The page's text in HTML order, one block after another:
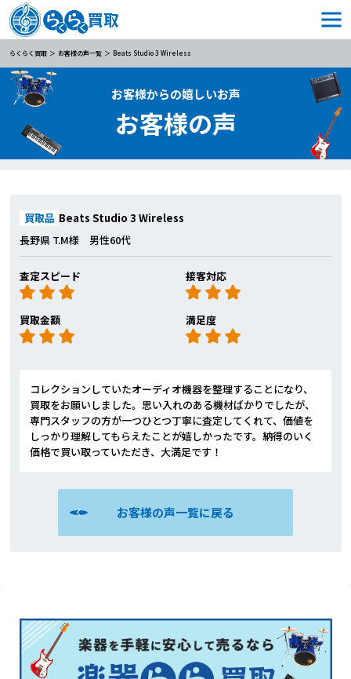
らくらく買取 お客様の声一覧 Beats Studio 3 Wireless
お客様からの嬉しいお声
お客様の声
買取品 Beats Studio 3 Wireless
長野県 T.M様 男性60代
査定スピード 接客対応
買取金額 満足度
コレクションしていたオーディオ機器を整理することになり、
買取をお願いしました。思い入れのある機材ばかりでしたが、
専門スタッフの方が一つひとつ丁寧に査定してくれて、価値を
しっかり理解してもらえたことが嬉しかったです。納得のいく
価格で買い取っていただき、大満足です！
お客様の声一覧に戻る